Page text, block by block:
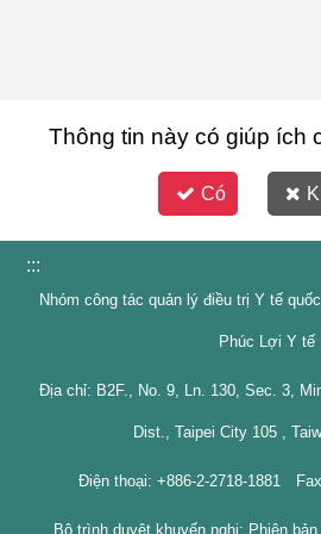
Thông tin này có giúp ích
Có
:::
Nhóm công tác quản lý điều trị Y tế
Phúc Lợi Y tế
Địa chỉ: B2F., No. 9, Ln. 130, Sec. 3,
Dist., Taipei City 105 ,
Điện thoại: +886-2-2718-1881
Bộ trình duyệt khuyến nghị: Phiên